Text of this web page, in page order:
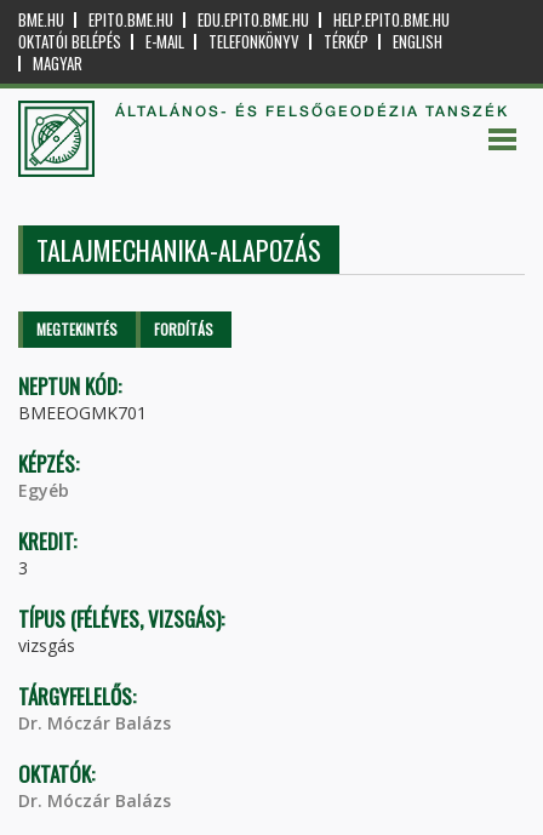
BME.HU EPITO.BME.HU EDU.EPITO.BME.HU
HELP.EPITO.BME.HU
OKTATÓI BELÉPÉS
E-MAIL TELEFONKÖNYV TÉRKÉP
ENGLISH
MAGYAR
ÁLTALÁNOS- ÉS FELSŐGEODÉZIA TANSZÉK
TALAJMECHANIKA-ALAPOZÁS
Elsődleges fülek
MEGTEKINTÉS (AKTÍVFORDÍTÁS
NEPTUN KÓD:
BMEEOGMK701
KÉPZÉS:
Egyéb
KREDIT:
3
TÍPUS (FÉLÉVES, VIZSGÁS):
vizsgás
TÁRGYFELELŐS:
Dr. Móczár Balázs
OKTATÓK:
Dr. Móczár Balázs